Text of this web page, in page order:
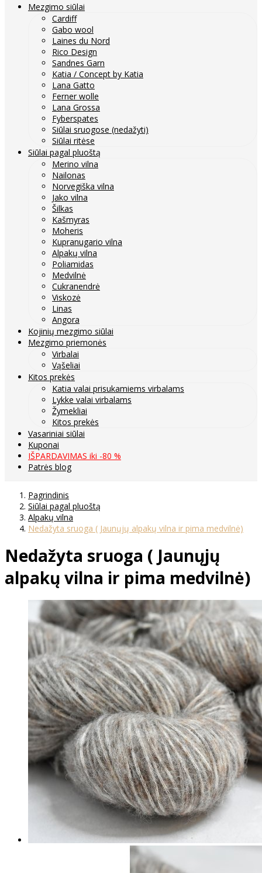
Mezgimo siūlai
Cardiff
Gabo wool
Laines du Nord
Rico Design
Sandnes Garn
Katia / Concept by Katia
Lana Gatto
Ferner wolle
Lana Grossa
Fyberspates
Siūlai sruogose (nedažyti)
Siūlai ritėse
Siūlai pagal pluoštą
Merino vilna
Nailonas
Norvegiška vilna
Jako vilna
Šilkas
Kašmyras
Moheris
Kupranugario vilna
Alpakų vilna
Poliamidas
Medvilnė
Cukranendrė
Viskozė
Linas
Angora
Kojinių mezgimo siūlai
Mezgimo priemonės
Virbalai
Vąšeliai
Kitos prekės
Katia valai prisukamiems virbalams
Lykke valai virbalams
Žymekliai
Kitos prekės
Vasariniai siūlai
Kuponai
IŠPARDAVIMAS iki -80 %
Patrės blog
Pagrindinis
Siūlai pagal pluoštą
Alpakų vilna
Nedažyta sruoga ( Jaunųjų alpakų vilna ir pima medvilnė)
Nedažyta sruoga ( Jaunųjų
alpakų vilna ir pima medvilnė)